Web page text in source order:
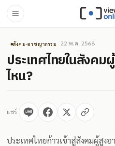
สังคม-อาชญากรรม 22 พ.ค. 2568
ประเทศไทยในสังค
ไหน?
แชร์
ประเทศไทยก้าวเข้าสู่สังคมผู้สูงอ